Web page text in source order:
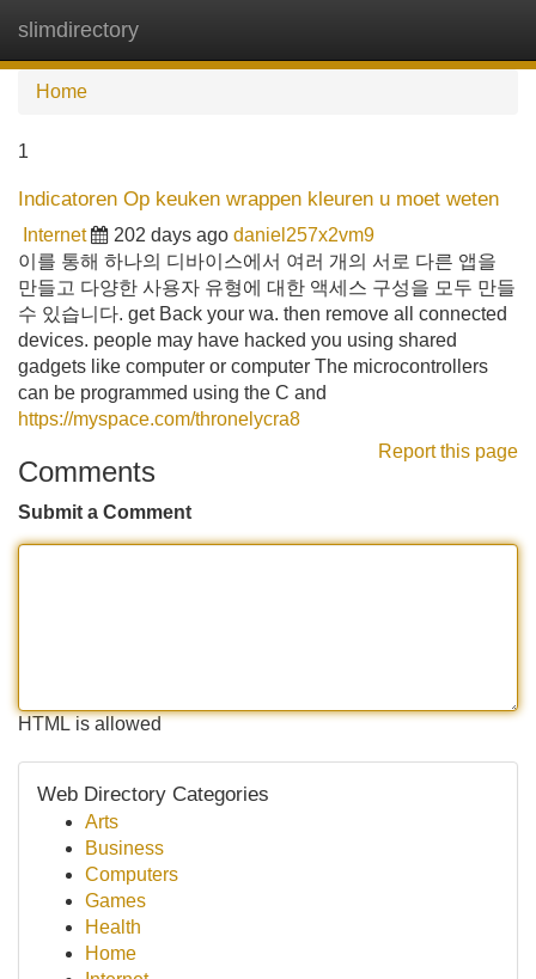
slimdirectory
Home
1
Indicatoren Op keuken wrappen kleuren u moet weten
Internet 202 days ago daniel257x2vm9
이를 통해 하나의 디바이스에서 여러 개의 서로 다른 앱을
만들고 다양한 사용자 유형에 대한 액세스 구성을 모두 만들
수 있습니다. get Back your wa. then remove all connected
devices. people may have hacked you using shared
gadgets like computer or computer The microcontrollers
can be programmed using the C and
https://myspace.com/thronelycra8
Report this page
Comments
Submit a Comment
HTML is allowed
Web Directory Categories
Arts
Business
Computers
Games
Health
Home